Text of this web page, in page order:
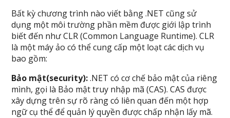
Bất kỳ chương trình nào viết bằng .NET cũng sử
dụng một môi trường phần mềm được giới lập trình
biết đến như CLR (Common Language Runtime). CLR
là một máy ảo có thể cung cấp một loạt các dịch vụ
bao gồm:
Bảo mật(security):.NET có cơ chế bảo mật của riêng
mình, gọi là Bảo mật truy nhập mã (CAS). CAS được
xây dựng trên sự rõ ràng có liên quan đến một hợp
ngữ cụ thể để quản lý quyền được chấp nhận lấy mã.